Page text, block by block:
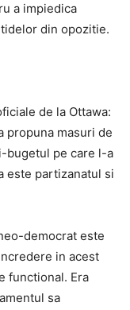
a impiedica
din opozitie.
de la Ottawa:
propuna masuri de
bugetul pe care l-a
este partizanatul si
neo-democrat este
in acest
functional. Era
sa